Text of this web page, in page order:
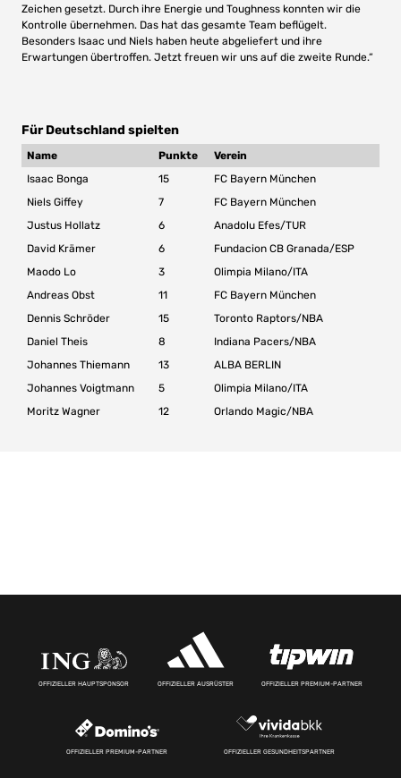
Zeichen gesetzt. Durch ihre Energie und Toughness konnten wir die
Kontrolle übernehmen. Das hat das gesamte Team beflügelt.
Besonders Isaac und Niels haben heute abgeliefert und ihre
Erwartungen übertroffen. Jetzt freuen wir uns auf die zweite Runde.“
Für Deutschland spielten
Name Punkte
Verein
Isaac Bonga
15
FC Bayern München
Niels Giffey
7
FC Bayern München
Justus Hollatz
6
Anadolu Efes/TUR
David Krämer
6
Fundacion CB Granada/ESP
Maodo Lo
3
Olimpia Milano/ITA
Andreas Obst
11
FC Bayern München
Dennis Schröder
15
Toronto Raptors/NBA
Daniel Theis
8
Indiana Pacers/NBA
Johannes Thiemann
13
ALBA BERLIN
Johannes Voigtmann
5
Olimpia Milano/ITA
Moritz Wagner
12 Orlando Magic/NBA
OFFIZIELLER HAUPTSPONSOR OFFIZIELLER AUSRÜSTER OFFIZIELLER PREMIUM-PARTNER
OFFIZIELLER PREMIUM-PARTNER OFFIZIELLER GESUNDHEITSPARTNER